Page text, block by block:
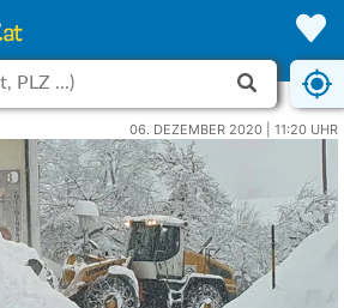
06. DEZEMBER 2020 | 11:20 UHR